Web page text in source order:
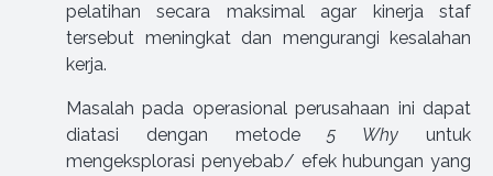
pelatihan secara maksimal agar kinerja staf
tersebut meningkat dan mengurangi kesalahan
kerja.
Masalah pada operasional perusahaan ini dapat
diatasi dengan metode5 Why untuk
mengeksplorasi penyebab/ efek hubungan yang